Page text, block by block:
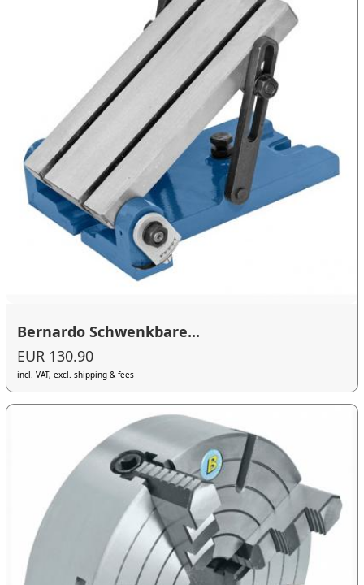
Bernardo Schwenkbare...
EUR 130.90
incl. VAT, excl. shipping & fees